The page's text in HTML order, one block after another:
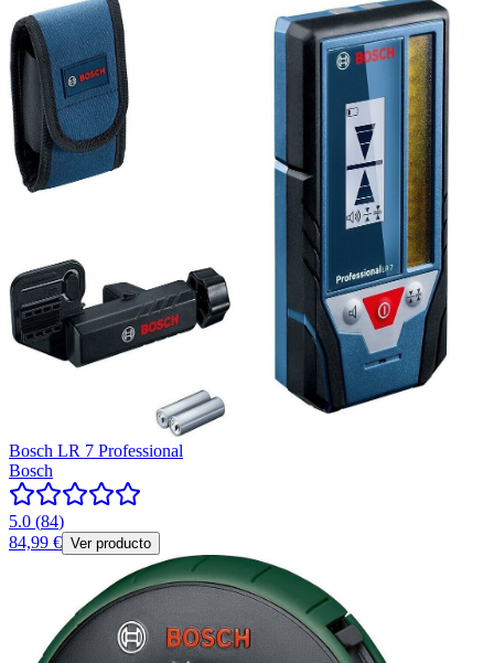
Bosch LR 7 Professional
Bosch
5.0 (84)
84,99 € Ver producto